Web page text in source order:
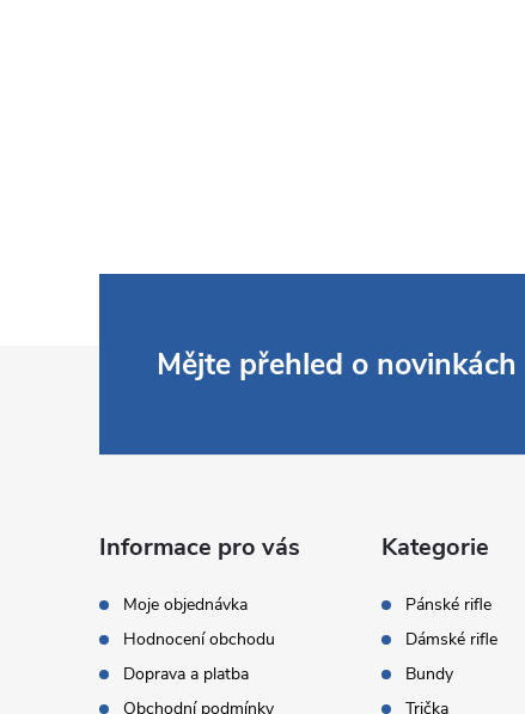
Mějte přehled o novinkách
Informace pro vás
Moje objednávka
Hodnocení obchodu
Doprava a platba
Obchodní podmínky
Kategorie
Pánské rifle
Dámské rifle
Bundy
Trička